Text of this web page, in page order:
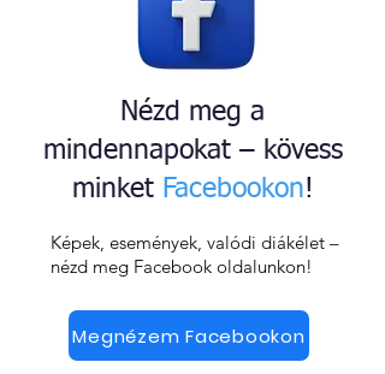
Nézd meg a
mindennapokat – kövess
minket Facebookon!
Képek, események, valódi diákélet –
nézd meg Facebook oldalunkon!
Megnézem Facebookon